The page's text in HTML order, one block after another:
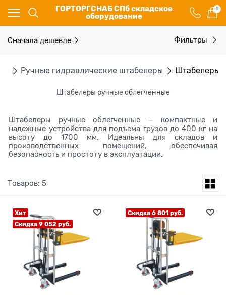
ГОРТОРГСНАБ СПб складское
оборудование
0
Ручные гидравлические штабелеры Штабелеры
Штабелеры ручные облегченные
Штабелеры ручные облегченные — компактные и
надежные устройства для подъема грузов до 400 кг на
высоту до 1700 мм. Идеальны для складов и
производственных помещений, обеспечивая
безопасность и простоту в эксплуатации.
Сначала дешевле Фильтры
Товаров: 5
Хит
Скидка 9 052 руб.
Скидка 6 801 руб.